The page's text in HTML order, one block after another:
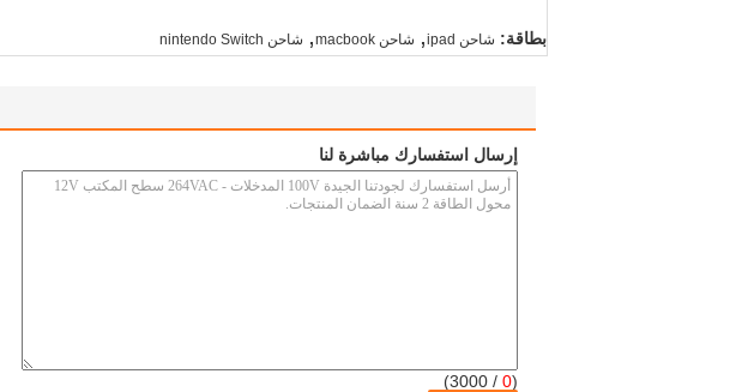
بطاقة: شاحن ipad , شاحن macbook , شاحن nintendo Switch
إرسال استفسارك مباشرة لنا
(
0
/ 3000)